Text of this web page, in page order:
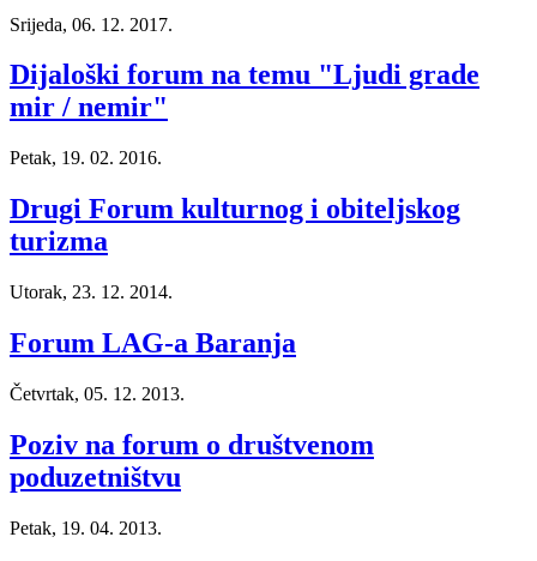
Srijeda, 06. 12. 2017.
Dijaloški forum na temu "Ljudi grade
mir / nemir"
Petak, 19. 02. 2016.
Drugi Forum kulturnog i obiteljskog
turizma
Utorak, 23. 12. 2014.
Forum LAG-a Baranja
Četvrtak, 05. 12. 2013.
Poziv na forum o društvenom
poduzetništvu
Petak, 19. 04. 2013.